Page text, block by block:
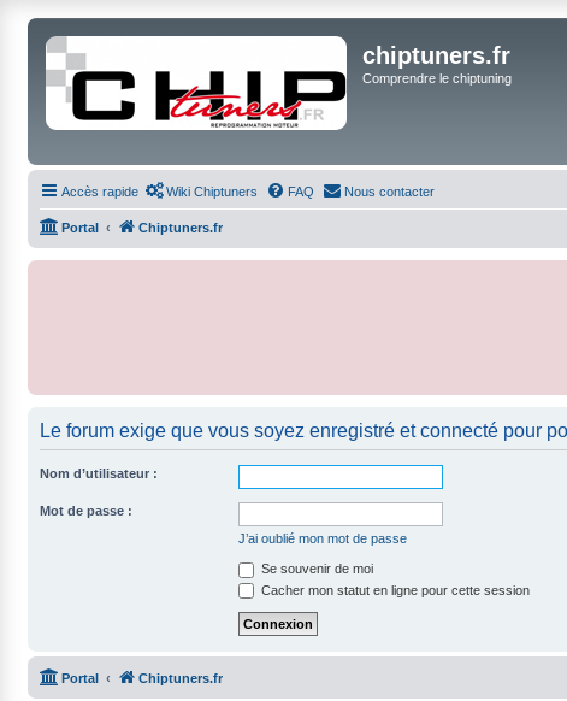
chiptuners.fr
Comprendre le chiptuning
Accès rapide Wiki Chiptuners FAQ Nous contacter
Portal Chiptuners.fr
Le forum exige que vous soyez enregistré et connecté pour
Nom d’utilisateur :
Mot de passe :
J’ai oublié mon mot de passe
Se souvenir de moi
Cacher mon statut en ligne pour cette session
Portal Chiptuners.fr